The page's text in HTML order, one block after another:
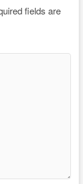
fields are